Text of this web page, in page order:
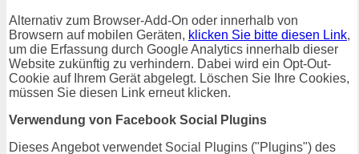
Alternativ zum Browser-Add-On oder innerhalb von
Browsern auf mobilen Geräten, klicken Sie bitte diesen Link,
um die Erfassung durch Google Analytics innerhalb dieser
Website zukünftig zu verhindern. Dabei wird ein Opt-Out-
Cookie auf Ihrem Gerät abgelegt. Löschen Sie Ihre Cookies,
müssen Sie diesen Link erneut klicken.
Verwendung von Facebook Social Plugins
Dieses Angebot verwendet Social Plugins ("Plugins") des